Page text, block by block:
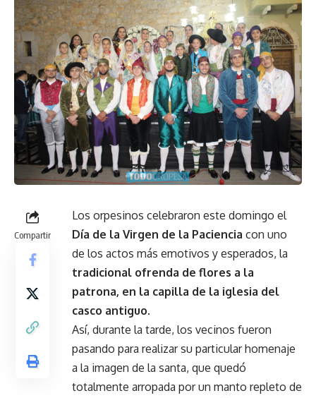
Compartir
Los orpesinos celebraron este domingo el
Día de la Virgen de la Paciencia con uno
de los actos más emotivos y esperados, la
tradicional ofrenda de flores a la
patrona, en la capilla de la iglesia del
casco antiguo.
Así, durante la tarde, los vecinos fueron
pasando para realizar su particular homenaje
a la imagen de la santa, que quedó
totalmente arropada por un manto repleto de